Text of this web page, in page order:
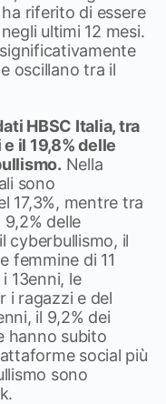
riferito di essere
ultimi 12 mesi.
oscillano tra il
HBSC Italia, tra
il 19,8% delle
Nella
sono
17,3%, mentre tra
9,2% delle
cyberbullismo, il
femmine di 11
13enni, le
i ragazzi e del
il 9,2% dei
hanno subito
social più
sono